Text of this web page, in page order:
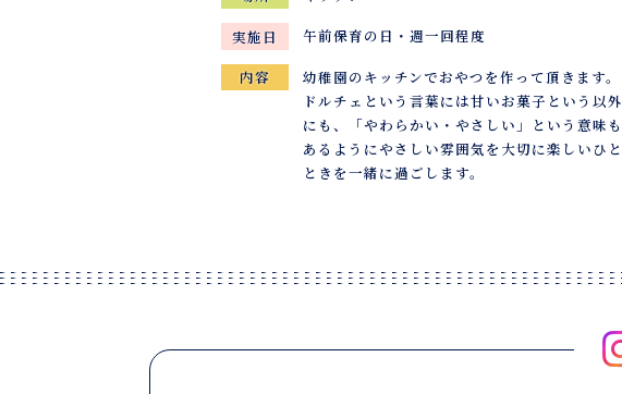
実施日 午前保育の日・週一回程度
内容
幼稚園のキッチンでおやつを作って頂きます。
ドルチェという言葉には甘いお菓子という以外
にも、「やわらかい・やさしい」という意味も
あるようにやさしい雰囲気を大切に楽しいひと
ときを一緒に過ごします。